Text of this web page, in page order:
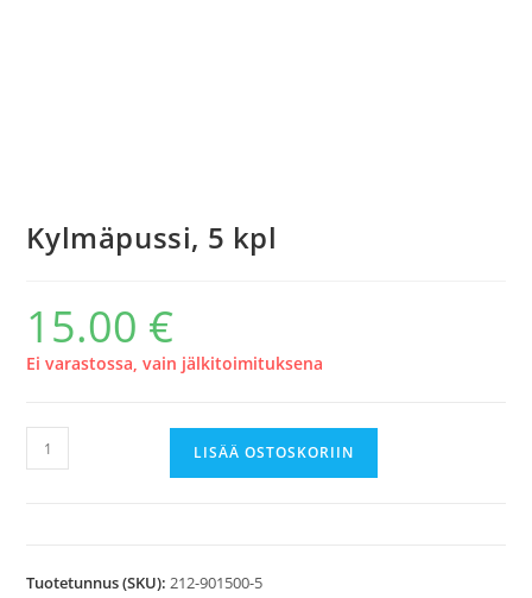
Kylmäpussi, 5 kpl
15.00 €
Ei varastossa, vain jälkitoimituksena
Kylmäpussi,
5
LISÄÄ OSTOSKORIIN
Tuotetunnus (SKU):212-901500-5